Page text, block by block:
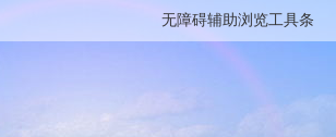
无障碍辅助浏览工具条